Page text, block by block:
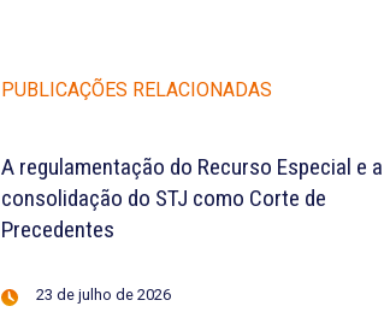
PUBLICAÇÕES RELACIONADAS
A regulamentação do Recurso Especial e a
consolidação do STJ como Corte de
Precedentes
23 de julho de 2026